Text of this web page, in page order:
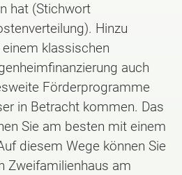
hat (Stichwort
Hinzu
klassischen
auch
Förderprogramme
in Betracht kommen. Das
Sie am besten mit einem
diesem Wege können Sie
Zweifamilienhaus am